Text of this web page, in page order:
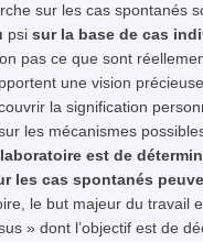
sur les cas spontanés
psi sur la base de cas
pas ce que sont
une vision
la signification
les mécanismes
est de
les cas spontanés
le but majeur du
» dont l’objectif est de